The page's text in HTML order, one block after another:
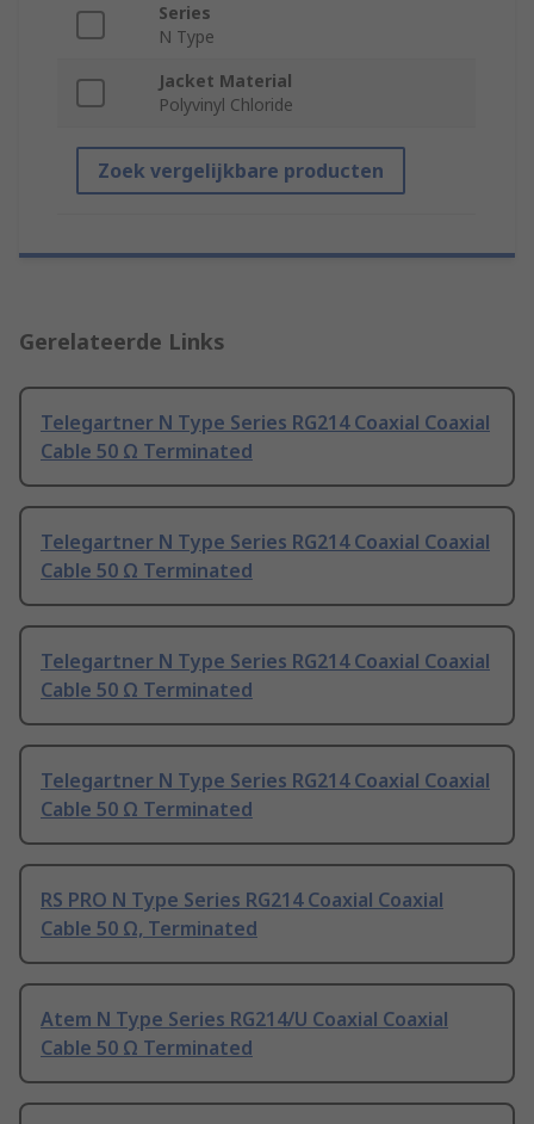
Series
N Type
Jacket Material
Polyvinyl Chloride
Zoek vergelijkbare producten
Gerelateerde Links
Telegartner N Type Series RG214 Coaxial Coaxial
Cable 50 Ω Terminated
Telegartner N Type Series RG214 Coaxial Coaxial
Cable 50 Ω Terminated
Telegartner N Type Series RG214 Coaxial Coaxial
Cable 50 Ω Terminated
Telegartner N Type Series RG214 Coaxial Coaxial
Cable 50 Ω Terminated
RS PRO N Type Series RG214 Coaxial Coaxial
Cable 50 Ω, Terminated
Atem N Type Series RG214/U Coaxial Coaxial
Cable 50 Ω Terminated